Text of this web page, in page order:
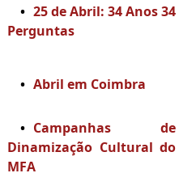
25 de Abril: 34 Anos 34
Perguntas
Abril em Coimbra
Campanhas de
Dinamização Cultural do
MFA